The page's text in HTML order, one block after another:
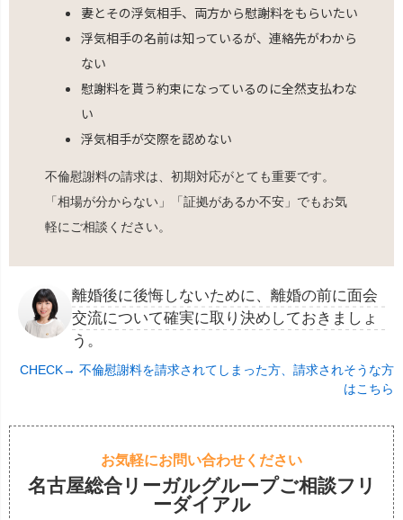
妻とその浮気相手、両方から慰謝料をもらいたい
浮気相手の名前は知っているが、連絡先がわから
ない
慰謝料を貰う約束になっているのに全然支払わな
い
浮気相手が交際を認めない
不倫慰謝料の請求は、初期対応がとても重要です。
「相場が分からない」「証拠があるか不安」でもお気
軽にご相談ください。
離婚後に後悔しないために、離婚の前に面会
交流について確実に取り決めしておきましょ
う。
CHECK→ 不倫慰謝料を請求されてしまった方、請求されそうな方
はこちら
お気軽にお問い合わせください
名古屋総合リーガルグループご相談フリ
ーダイアル